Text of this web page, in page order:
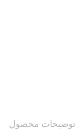
توضیحات محصول